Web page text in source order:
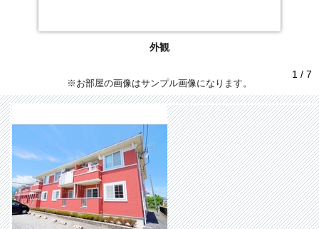
外観
1 / 7
※お部屋の画像はサンプル画像になります。